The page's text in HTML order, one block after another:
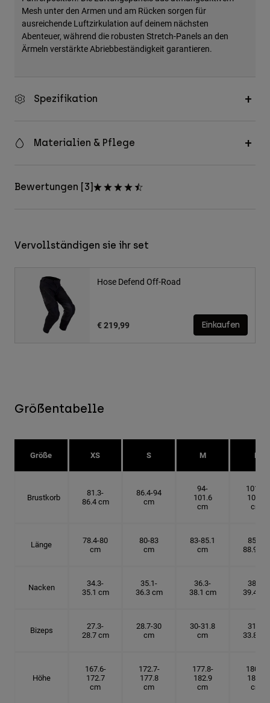
Mesh unter den Armen und am Rücken sorgen für
ausreichende Luftzirkulation auf deinem nächsten
Abenteuer, während die robusten Stretch-Panels an den
Ärmeln verstärkte Abriebbeständigkeit garantieren.
Spezifikation
Materialien & Pflege
Bewertungen [3]
Vervollständigen sie ihr set
Hose Defend Off-Road
€ 219,99 Einkaufen
Größentabelle
Größe XS S M L
Brustkorb
81.3-
86.4 cm
86.4-94
cm
94-
101.6
cm
101.6-
109.2
cm
Länge
78.4-80
cm
80-83
cm
83-85.1
cm
85.1-
88.9 cm
Nacken
34.3-
35.1 cm
35.1-
36.3 cm
36.3-
38.1 cm
38.1-
39.4 cm
Bizeps
27.3-
28.7 cm
28.7-30
cm
30-31.8
cm
31.8-
33.8 cm
Höhe
167.6-
172.7
cm
172.7-
177.8
cm
177.8-
182.9
cm
180.3-
185.5
cm